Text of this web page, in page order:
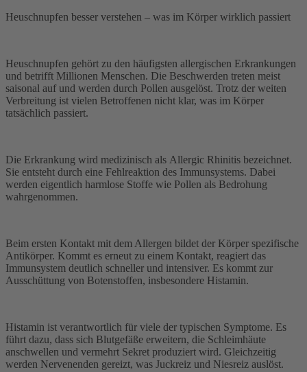
Heuschnupfen besser verstehen – was im Körper wirklich passiert
Heuschnupfen gehört zu den häufigsten allergischen Erkrankungen
und betrifft Millionen Menschen. Die Beschwerden treten meist
saisonal auf und werden durch Pollen ausgelöst. Trotz der weiten
Verbreitung ist vielen Betroffenen nicht klar, was im Körper
tatsächlich passiert.
Die Erkrankung wird medizinisch als Allergic Rhinitis bezeichnet.
Sie entsteht durch eine Fehlreaktion des Immunsystems. Dabei
werden eigentlich harmlose Stoffe wie Pollen als Bedrohung
wahrgenommen.
Beim ersten Kontakt mit dem Allergen bildet der Körper spezifische
Antikörper. Kommt es erneut zu einem Kontakt, reagiert das
Immunsystem deutlich schneller und intensiver. Es kommt zur
Ausschüttung von Botenstoffen, insbesondere Histamin.
Histamin ist verantwortlich für viele der typischen Symptome. Es
führt dazu, dass sich Blutgefäße erweitern, die Schleimhäute
anschwellen und vermehrt Sekret produziert wird. Gleichzeitig
werden Nervenenden gereizt, was Juckreiz und Niesreiz auslöst.